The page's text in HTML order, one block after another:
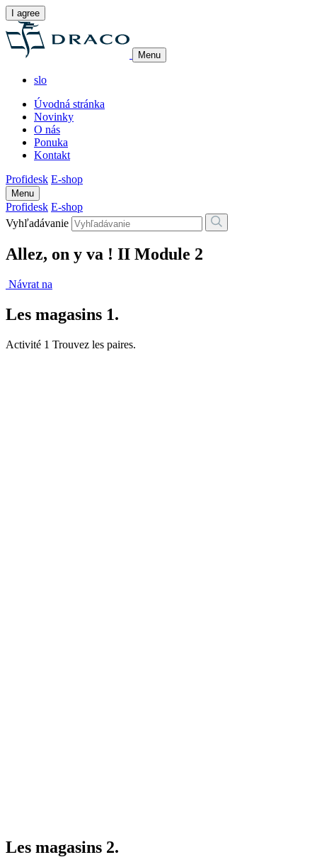
I agree
Menu
slo
Úvodná stránka
Novinky
O nás
Ponuka
Kontakt
Profidesk E-shop
Menu
Profidesk E-shop
Vyhľadávanie
Allez, on y va ! II Module 2
Návrat na
Les magasins 1.
Activité 1 Trouvez les paires.
Les magasins 2.